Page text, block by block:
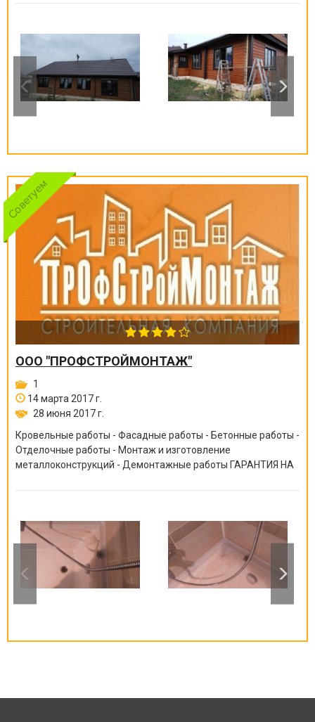
другое.
ООО "ПРОФСТРОЙМОНТАЖ"
1
14 марта 2017 г.
28 июня 2017 г.
Кровельные работы - Фасадные работы - Бетонные работы -
Отделочные работы - Монтаж и изготовление
металлоконструкций - Демонтажные работы ГАРАНТИЯ НА